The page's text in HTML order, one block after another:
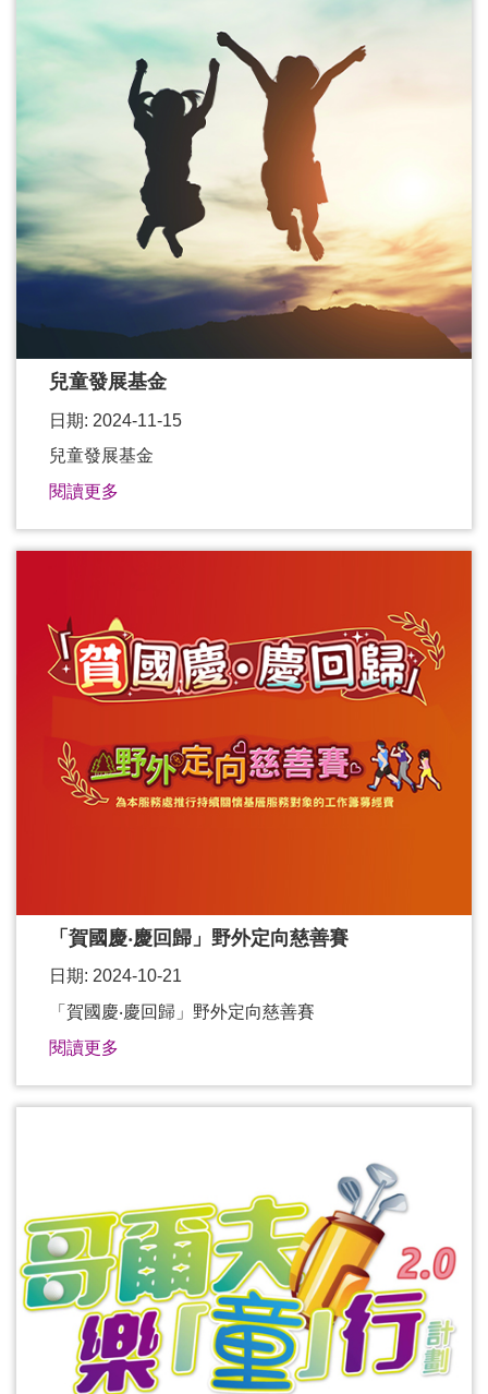
兒童發展基金
日期: 2024-11-15
兒童發展基金
閱讀更多
「賀國慶‧慶回歸」野外定向慈善賽
日期: 2024-10-21
「賀國慶‧慶回歸」野外定向慈善賽
閱讀更多